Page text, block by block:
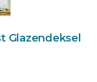
Glazendeksel